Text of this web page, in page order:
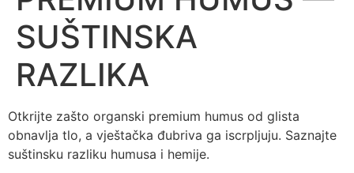
SUŠTINSKA
RAZLIKA
Otkrijte zašto organski premium humus od glista
obnavlja tlo, a vještačka đubriva ga iscrpljuju. Saznajte
suštinsku razliku humusa i hemije.